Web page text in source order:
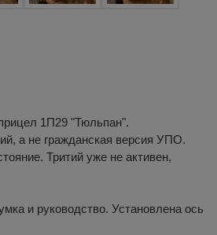
1П29 "Тюльпан".
а не гражданская версия УПО.
Тритий уже не активен,
и руководство. Установлена ось